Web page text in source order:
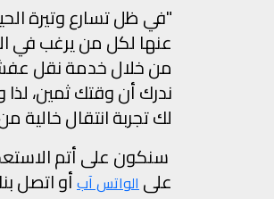
"في ظل تسارع وتيرة
عنها لكل من يرغب في
من خلال خدمة نقل عفش
ندرك أن وقتك ثمين،
لك تجربة انتقال خالية
سنكون على أتم
علىالواتس آبأو اتصل